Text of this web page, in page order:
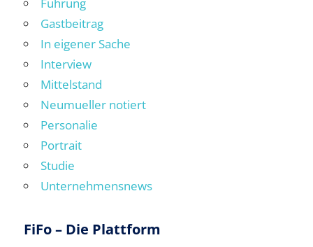
Gastbeitrag
In eigener Sache
Interview
Mittelstand
Neumueller notiert
Personalie
Portrait
Studie
Unternehmensnews
FiFo – Die Plattform